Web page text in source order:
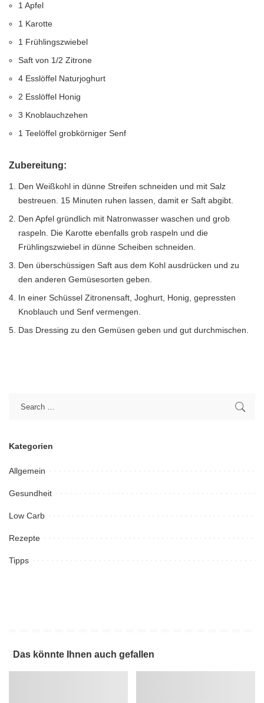
1 Apfel
1 Karotte
1 Frühlingszwiebel
Saft von 1/2 Zitrone
4 Esslöffel Naturjoghurt
2 Esslöffel Honig
3 Knoblauchzehen
1 Teelöffel grobkörniger Senf
Zubereitung:
Den Weißkohl in dünne Streifen schneiden und mit Salz
bestreuen. 15 Minuten ruhen lassen, damit er Saft abgibt.
Den Apfel gründlich mit Natronwasser waschen und grob
raspeln. Die Karotte ebenfalls grob raspeln und die
Frühlingszwiebel in dünne Scheiben schneiden.
Den überschüssigen Saft aus dem Kohl ausdrücken und zu
den anderen Gemüsesorten geben.
In einer Schüssel Zitronensaft, Joghurt, Honig, gepressten
Knoblauch und Senf vermengen.
Das Dressing zu den Gemüsen geben und gut durchmischen.
Kategorien
Allgemein
Gesundheit
Low Carb
Rezepte
Tipps
Das könnte Ihnen auch gefallen